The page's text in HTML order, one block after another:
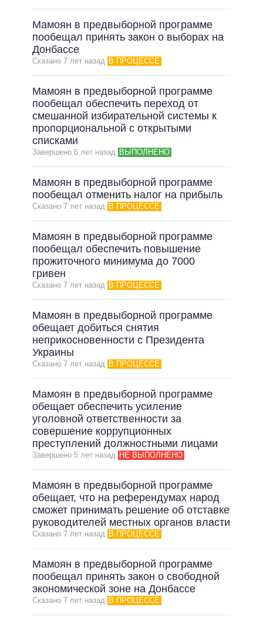
Мамоян в предвыборной программе
пообещал принять закон о выборах на
Донбассе
Сказано 7 лет назад В ПРОЦЕССЕ
Мамоян в предвыборной программе
пообещал обеспечить переход от
смешанной избирательной системы к
пропорциональной с открытыми
списками
Завершено 6 лет назад ВЫПОЛНЕНО
Мамоян в предвыборной программе
пообещал отменить налог на прибыль
Сказано 7 лет назад В ПРОЦЕССЕ
Мамоян в предвыборной программе
пообещал обеспечить повышение
прожиточного минимума до 7000
гривен
Сказано 7 лет назад В ПРОЦЕССЕ
Мамоян в предвыборной программе
обещает добиться снятия
неприкосновенности с Президента
Украины
Сказано 7 лет назад В ПРОЦЕССЕ
Мамоян в предвыборной программе
обещает обеспечить усиление
уголовной ответственности за
совершение коррупционных
преступлений должностными лицами
Завершено 5 лет назад НЕ ВЫПОЛНЕНО
Мамоян в предвыборной программе
обещает, что на референдумах народ
сможет принимать решение об отставке
руководителей местных органов власти
Сказано 7 лет назад В ПРОЦЕССЕ
Мамоян в предвыборной программе
пообещал принять закон о свободной
экономической зоне на Донбассе
Сказано 7 лет назад В ПРОЦЕССЕ